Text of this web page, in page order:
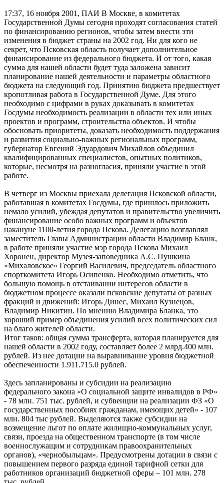
17:37, 16 ноября 2001, ПАИ В Москве, в комитетах
Государственной Думы сегодня проходят согласования статей
по финансированию регионов, чтобы затем внести эти
изменения в бюджет страны на 2002 год. Ни для кого не
секрет, что Псковская область получает дополнительное
финансирование из федерального бюджета. И от того, какая
сумма для нашей области будет туда заложена зависит
планирование нашей деятельности и параметры областного
бюджета на следующий год. Принятию бюджета предшествует
кропотливая работа в Государственной Думе. Для этого
необходимо с цифрами в руках доказывать в комитетах
Госдумы необходимость реализации в области тех или иных
проектов и программ, строительства объектов. И чтобы
обосновать приоритеты, доказать необходимость поддержания
и развития социально-важных региональных программ,
губернатор Евгений Эдуардович Михайлов объединил
квалифицированных специалистов, опытных политиков,
которые, несмотря на разногласия, приняли участие в этой
работе.
В четверг из Москвы приехала делегация Псковской области,
работавшая в комитетах Госдумы, где пришлось приложить
немало усилий, убеждая депутатов и правительство увеличить
финансирование особо важных программ и объектов
накануне 1100-летия города Пскова. Делегацию возглавлял
заместитель Главы Администрации области Владимир Бланк,
в работе приняли участие мэр города Пскова Михаил
Хоронен, директор Музея-заповедника А.С. Пушкина
«Михаловское» Георгий Василевич, председатель областного
спорткомитета Игорь Осипенко. Необходимо отметить, что
большую помощь в отстаивании интересов области в
бюджетном процессе оказали псковские депутаты от разных
фракций и движений: Игорь Динес, Михаил Кузнецов,
Владимир Никитин. По мнению Владимира Бланка, это
хороший пример объединения усилий всех политических сил
на благо жителей области.
Итог таков: общая сумма трансферта, которая планируется для
нашей области в 2002 году, составляет более 2 млрд.400 млн.
рублей. Из нее дотации на выравнивание уровня бюджетной
обеспеченности 1.911.715.0 рублей.
Здесь запланированы и субсидии на реализацию
федерального закона «О социальной защите инвалидов в РФ»
- 78 млн. 751 тыс. рублей, и субвенции на реализации ФЗ «О
государственных пособиях гражданам, имеющих детей» - 107
млн. 804 тыс рублей. Выделяются также субсидии на
возмещение льгот по оплате жилищно-коммунальных услуг,
связи, проезда на общественном транспорте (в том числе
военнослужащим и сотрудникам правоохранительных
органов), «чернобыльцам». Предусмотрены дотации в связи с
повышением первого разряда единой тарифной сетки для
работников организаций бюджетной сферы – 101 млн. 278